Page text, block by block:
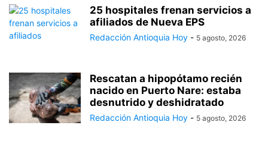
25 hospitales frenan servicios a
afiliados de Nueva EPS
Redacción Antioquia Hoy - 5 agosto, 2026
Rescatan a hipopótamo recién
nacido en Puerto Nare: estaba
desnutrido y deshidratado
Redacción Antioquia Hoy - 5 agosto, 2026